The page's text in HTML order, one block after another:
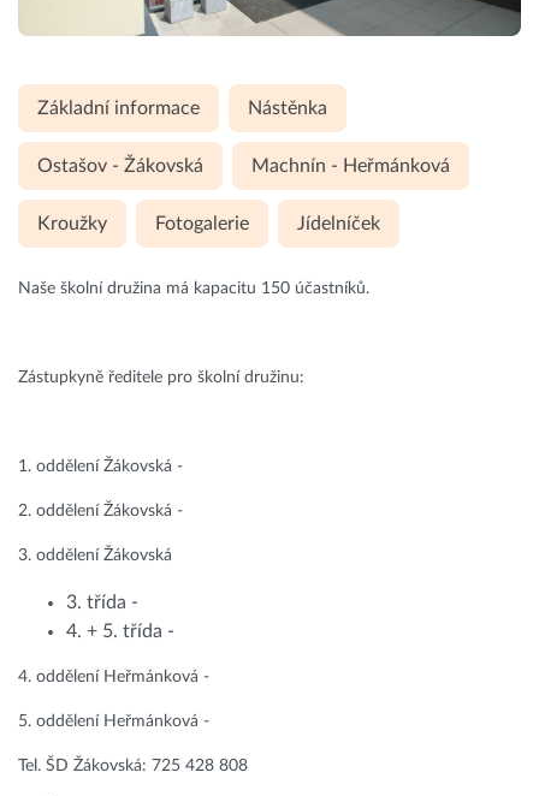
Základní informace Nástěnka
Ostašov - Žákovská Machnín - Heřmánková
Kroužky Fotogalerie Jídelníček
Naše školní družina má kapacitu 150 účastníků.
Zástupkyně ředitele pro školní družinu:
1. oddělení Žákovská -
2. oddělení Žákovská -
3. oddělení Žákovská
3. třída -
4. + 5. třída -
4. oddělení Heřmánková -
5. oddělení Heřmánková -
Tel. ŠD Žákovská: 725 428 808